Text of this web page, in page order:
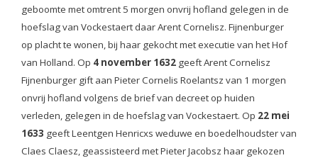
geboomte met omtrent 5 morgen onvrij hofland gelegen in de
hoefslag van Vockestaert daar Arent Cornelisz. Fijnenburger
op placht te wonen, bij haar gekocht met executie van het Hof
van Holland. Op 4 november 1632 geeft Arent Cornelisz
Fijnenburger gift aan Pieter Cornelis Roelantsz van 1 morgen
onvrij hofland volgens de brief van decreet op huiden
verleden, gelegen in de hoefslag van Vockestaert. Op 22 mei
1633 geeft Leentgen Henricxs weduwe en boedelhoudster van
Claes Claesz, geassisteerd met Pieter Jacobsz haar gekozen